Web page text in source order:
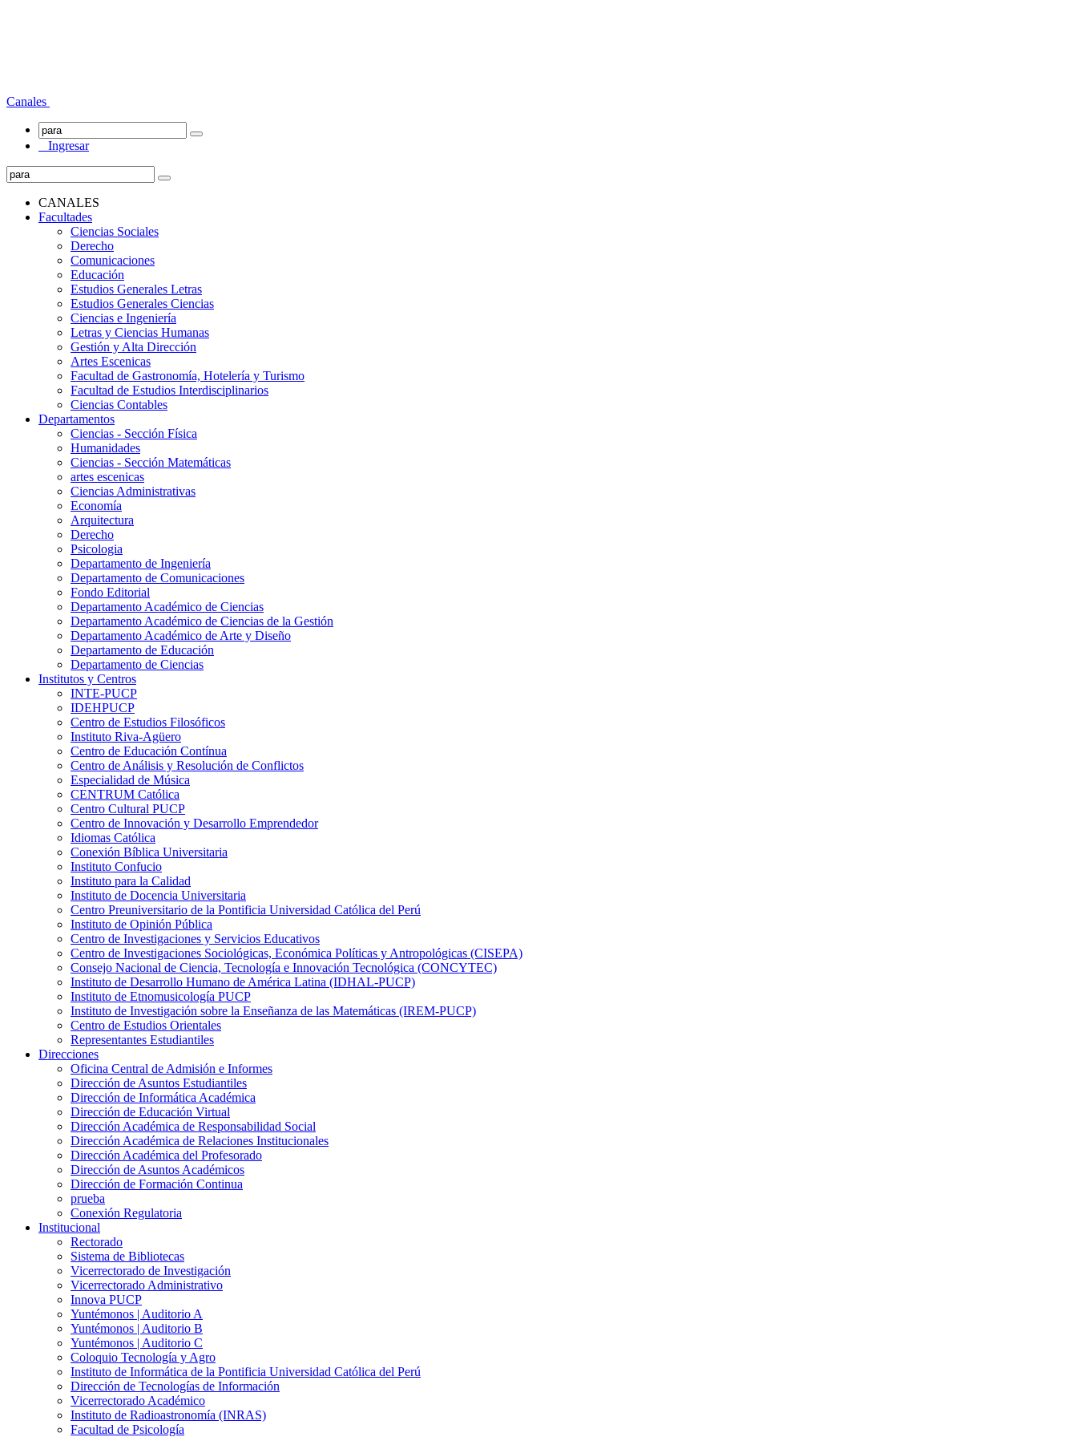
Canales
Ingresar
CANALES
Facultades
Ciencias Sociales
Derecho
Comunicaciones
Educación
Estudios Generales Letras
Estudios Generales Ciencias
Ciencias e Ingeniería
Letras y Ciencias Humanas
Gestión y Alta Dirección
Artes Escenicas
Facultad de Gastronomía, Hotelería y Turismo
Facultad de Estudios Interdisciplinarios
Ciencias Contables
Departamentos
Ciencias - Sección Física
Humanidades
Ciencias - Sección Matemáticas
artes escenicas
Ciencias Administrativas
Economía
Arquitectura
Derecho
Psicologia
Departamento de Ingeniería
Departamento de Comunicaciones
Fondo Editorial
Departamento Académico de Ciencias
Departamento Académico de Ciencias de la Gestión
Departamento Académico de Arte y Diseño
Departamento de Educación
Departamento de Ciencias
Institutos y Centros
INTE-PUCP
IDEHPUCP
Centro de Estudios Filosóficos
Instituto Riva-Agüero
Centro de Educación Contínua
Centro de Análisis y Resolución de Conflictos
Especialidad de Música
CENTRUM Católica
Centro Cultural PUCP
Centro de Innovación y Desarrollo Emprendedor
Idiomas Católica
Conexión Bíblica Universitaria
Instituto Confucio
Instituto para la Calidad
Instituto de Docencia Universitaria
Centro Preuniversitario de la Pontificia Universidad Católica del Perú
Instituto de Opinión Pública
Centro de Investigaciones y Servicios Educativos
Centro de Investigaciones Sociológicas, Económica Políticas y Antropológicas (CISEPA)
Consejo Nacional de Ciencia, Tecnología e Innovación Tecnológica (CONCYTEC)
Instituto de Desarrollo Humano de América Latina (IDHAL-PUCP)
Instituto de Etnomusicología PUCP
Instituto de Investigación sobre la Enseñanza de las Matemáticas (IREM-PUCP)
Centro de Estudios Orientales
Representantes Estudiantiles
Direcciones
Oficina Central de Admisión e Informes
Dirección de Asuntos Estudiantiles
Dirección de Informática Académica
Dirección de Educación Virtual
Dirección Académica de Responsabilidad Social
Dirección Académica de Relaciones Institucionales
Dirección Académica del Profesorado
Dirección de Asuntos Académicos
Dirección de Formación Continua
prueba
Conexión Regulatoria
Institucional
Rectorado
Sistema de Bibliotecas
Vicerrectorado de Investigación
Vicerrectorado Administrativo
Innova PUCP
Yuntémonos | Auditorio A
Yuntémonos | Auditorio B
Yuntémonos | Auditorio C
Coloquio Tecnología y Agro
Instituto de Informática de la Pontificia Universidad Católica del Perú
Dirección de Tecnologías de Información
Vicerrectorado Académico
Instituto de Radioastronomía (INRAS)
Facultad de Psicología